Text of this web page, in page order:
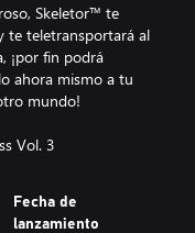
Skeletor™ te
te teletransportará al
¡por fin podrá
ahora mismo a tu
mundo!
Vol. 3
Fecha de
lanzamiento